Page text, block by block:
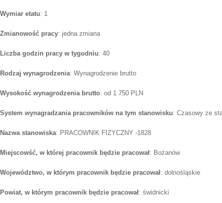
Wymiar etatu: 1
Zmianowość pracy: jedna zmiana
Liczba godzin pracy w tygodniu: 40
Rodzaj wynagrodzenia: Wynagrodzenie brutto
Wysokość wynagrodzenia brutto: od 1 750 PLN
System wynagradzania pracowników na tym stanowisku: Czasowy ze
Nazwa stanowiska: PRACOWNIK FIZYCZNY -1828
Miejscowść, w której pracownik będzie pracował: Bożanów
Województwo, w którym pracownik będzie pracował: dolnośląskie
Powiat, w którym pracownik będzie pracował: świdnicki